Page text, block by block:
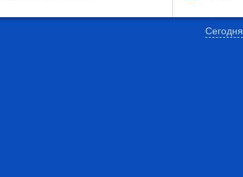
Сегодня